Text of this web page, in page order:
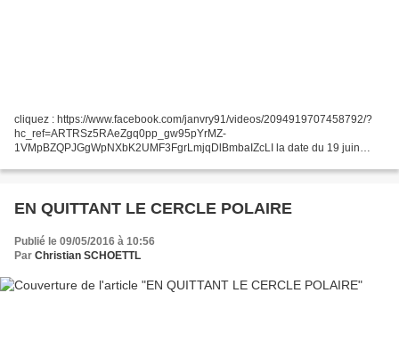
cliquez : https://www.facebook.com/janvry91/videos/2094919707458792/?
hc_ref=ARTRSz5RAeZgq0pp_gw95pYrMZ-
1VMpBZQPJGgWpNXbK2UMF3FgrLmjqDlBmbaIZcLI la date du 19 juin
n'empêche...
EN QUITTANT LE CERCLE POLAIRE
Publié le 09/05/2016 à 10:56
Par Christian SCHOETTL